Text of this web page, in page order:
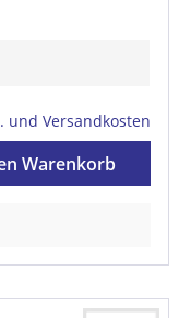
und Versandkosten
Warenkorb